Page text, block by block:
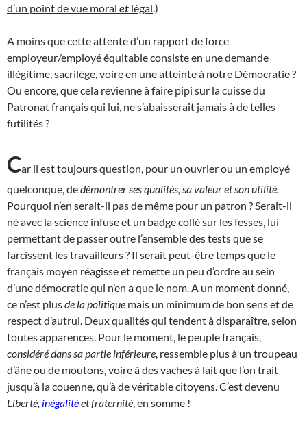
d’un point de vue moral et légal .)
A moins que cette attente d’un rapport de force
employeur/employé équitable consiste en une demande
illégitime, sacrilège, voire en une atteinte à notre Démocratie ?
Ou encore, que cela revienne à faire pipi sur la cuisse du
Patronat français qui lui, ne s’abaisserait jamais à de telles
futilités ?
Car il est toujours question, pour un ouvrier ou un employé
quelconque, dedémontrer ses qualités, sa valeur et son utilité.
Pourquoi n’en serait-il pas de même pour un patron ? Serait-il
né avec la science infuse et un badge collé sur les fesses, lui
permettant de passer outre l’ensemble des tests que se
farcissent les travailleurs ? Il serait peut-être temps que le
français moyen réagisse et remette un peu d’ordre au sein
d’une démocratie qui n’en a que le nom. A un moment donné,
ce n’est plusde la politique mais un minimum de bon sens et de
respect d’autrui. Deux qualités qui tendent à disparaître, selon
toutes apparences. Pour le moment, le peuple français,
considéré dans sa partie inférieure , ressemble plus à un troupeau
d’âne ou de moutons, voire à des vaches à lait que l’on trait
jusqu’à la couenne, qu’à de véritable citoyens. C’est devenu
Liberté, inégalitéet fraternité , en somme !